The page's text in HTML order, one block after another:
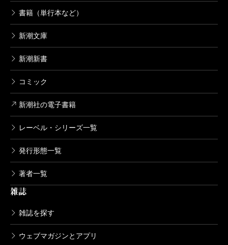
書籍（単行本など）
新潮文庫
新潮新書
コミック
新潮社の電子書籍
レーベル・シリーズ一覧
発行形態一覧
著者一覧
雑誌
雑誌を探す
ウェブマガジンとアプリ